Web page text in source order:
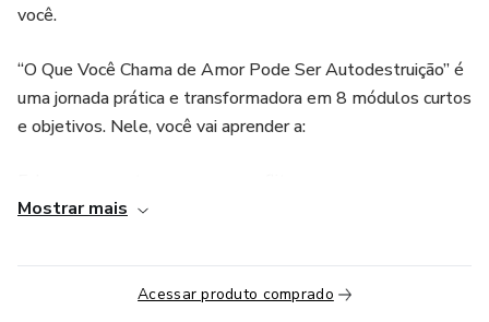
você.
“O Que Você Chama de Amor Pode Ser Autodestruição” é
uma jornada prática e transformadora em 8 módulos curtos
e objetivos. Nele, você vai aprender a:
Curar a raiz dos ciúmes, da insegurança e do controle.
Mostrar mais
Acessar produto comprado